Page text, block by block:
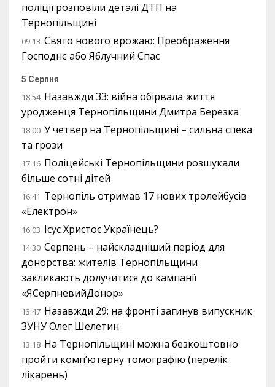
поліції розповіли деталі ДТП на
Тернопільщині
09:13 Свято нового врожаю: Преображення
Господнє або Яблучний Спас
5 Серпня
18:54 Назавжди 33: війна обірвала життя
уродженця Тернопільщини Дмитра Березка
18:00 У четвер на Тернопільщині – сильна спека
та грози
17:16 Поліцейські Тернопільщини розшукали
більше сотні дітей
16:41 Тернопіль отримав 17 нових тролейбусів
«Електрон»
16:03 Ісус Христос Українець?
14:30 Серпень – найскладніший період для
донорства: жителів Тернопільщини
закликають долучитися до кампанії
«ЯСерпневийДонор»
13:47 Назавжди 29: на фронті загинув випускник
ЗУНУ Олег Шелетин
13:18 На Тернопільщині можна безкоштовно
пройти комп’ютерну томографію (перелік
лікарень)